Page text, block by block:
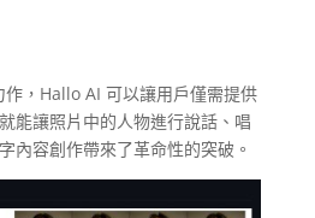
，Hallo AI 可以讓用戶僅需提供
能讓照片中的人物進行說話、唱
內容創作帶來了革命性的突破。